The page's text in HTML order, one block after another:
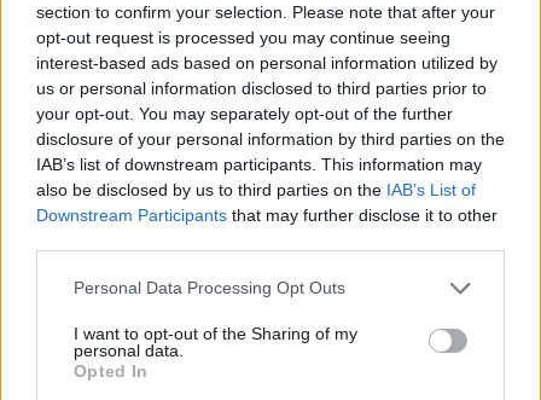
section to confirm your selection. Please note that after your
opt-out request is processed you may continue seeing
interest-based ads based on personal information utilized by
us or personal information disclosed to third parties prior to
your opt-out. You may separately opt-out of the further
disclosure of your personal information by third parties on the
IAB’s list of downstream participants. This information may
also be disclosed by us to third parties on the IAB’s List of
Downstream Participants that may further disclose it to other
Personal Data Processing Opt Outs
I want to opt-out of the Sharing of my
personal data.
Opted In
УЛЦИЊ Е АЛБАНСКИ, ЌЕ ГО
ОСЛОБОДИМЕ- Скандалозна
објава на вицепремиерот на
Црна Гора
ТЕМПЕРАТУРАТА ВО СРЕДА ЌЕ
БИДЕ ЗА НА ЛЕКАР, а потоа...
ИСТОРИСКО ОБЕДИНУВАЊЕ НА
ФОРМИРАН МАКЕДОНСКИОТ
НАЦИОНАЛЕН СОЈУЗ
БУГАРИТЕ СО ШОКАНТНО
ОТКРИТИЕ по падот на Дунав,
кренаа дронови да снимаат